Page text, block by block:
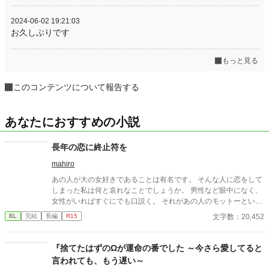
2024-06-02 19:21:03
お久しぶりです
もっと見る
このコンテンツについて報告する
あなたにおすすめの小説
長年の恋に終止符を
mahiro
あの人が大の女好きであることは有名です。 そんな人に恋をして
しまった私は何と哀れなことでしょうか。 男性など眼中になく、
女性がいればすぐにでも口説く。 それがあの人のモットーという
やつでしょう。 どれだけあの人を思っても、無駄だと分かってい
ながらなかなか終止符を打てない私についにチャンスがやってき
BL 完結 長編 R15 文字数：20,452
『捨てたはずのΩが運命の番でした ～今さら愛してると
言われても、もう遅い～